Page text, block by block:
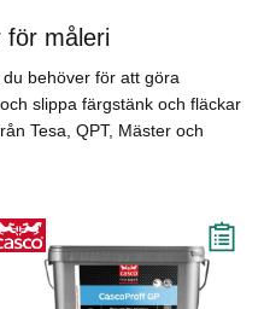
för måleri
behöver för att göra
slippa färgstänk och fläckar
Tesa, QPT, Mäster och